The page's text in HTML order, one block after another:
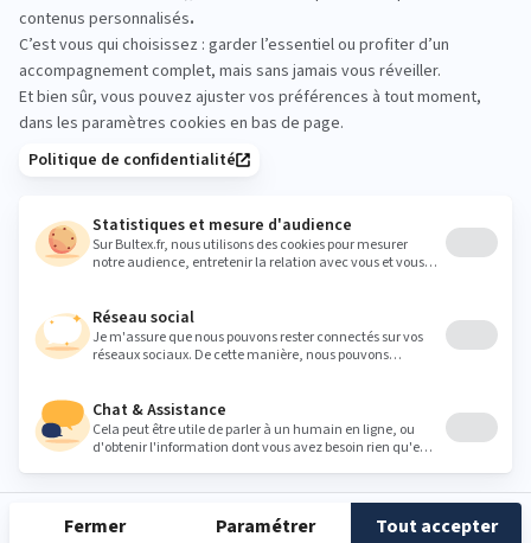
comparez plusieurs niveaux de fermeté. Quelques
minutes d’essai aident à valider le bon confort
avant l’achat.
Heures
Mardi 09:30 - 12:00 14:30 - 19:00
Jeudi
Vendredi 09:30 - 12:00 14:30 - 19:00
Dimanche Fermé